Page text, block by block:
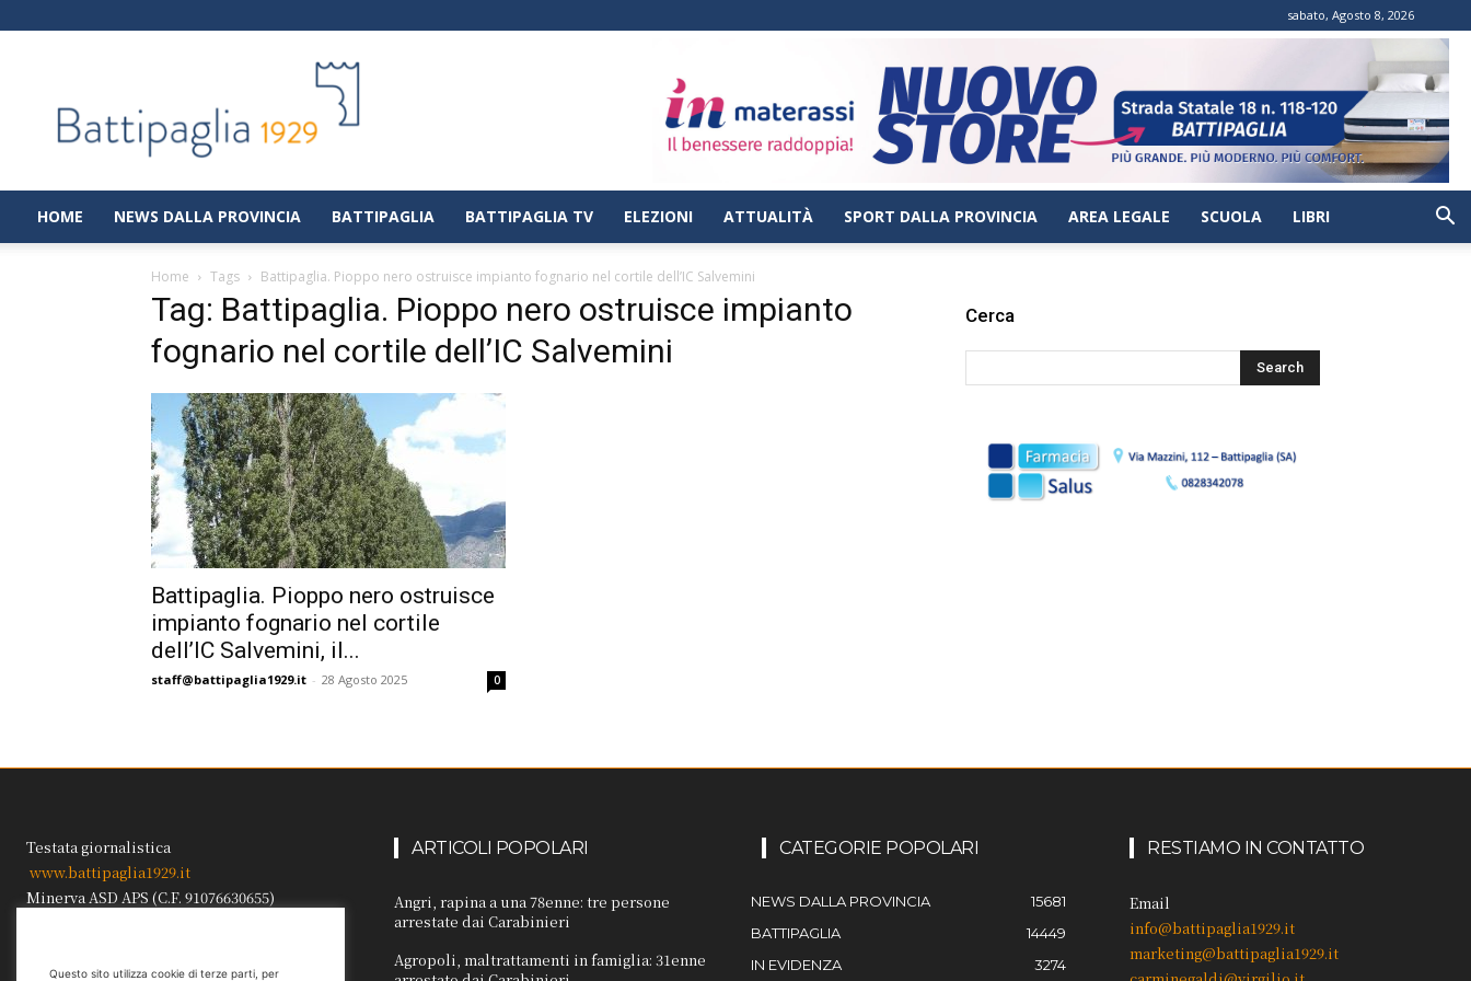
sabato, Agosto 8, 2026
|
Notizie
dalla
città
di
HOME NEWS DALLA PROVINCIA BATTIPAGLIA BATTIPAGLIA TV ELEZIONI ATTUALITÀ SPORT DALLA PROVINCIA AREA LEGALE SCUOLA LIBRI
Home Tags Battipaglia. Pioppo nero ostruisce impianto fognario nel cortile dell’IC Salvemini
Tag: Battipaglia. Pioppo nero ostruisce impianto
fognario nel cortile dell’IC Salvemini
Battipaglia. Pioppo nero ostruisce
impianto fognario nel cortile
dell’IC Salvemini, il...
staff@battipaglia1929.it - 28 Agosto 2025 0
Cerca
Testata giornalistica
www.battipaglia1929.it
Minerva ASD APS (C.F. 91076630655)
ARTICOLI POPOLARI
Angri, rapina a una 78enne: tre persone
arrestate dai Carabinieri
Agropoli, maltrattamenti in famiglia: 31enne
CATEGORIE POPOLARI
NEWS DALLA PROVINCIA
15681
BATTIPAGLIA
14449
IN EVIDENZA
3274
RESTIAMO IN CONTATTO
Email
info@battipaglia1929.it
marketing@battipaglia1929.it
Questo sito utilizza cookie di terze parti, per